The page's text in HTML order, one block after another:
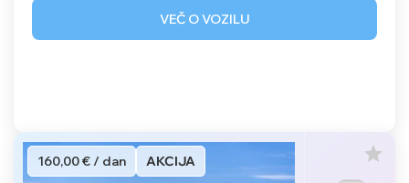
VEČ O VOZILU
160,00 € / dan AKCIJA